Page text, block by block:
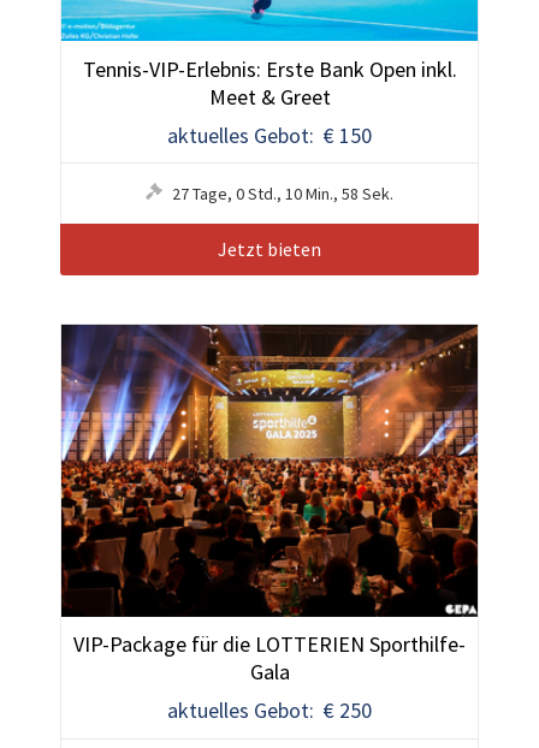
Tennis-VIP-Erlebnis: Erste Bank Open inkl.
Meet & Greet
aktuelles Gebot: € 150
27Tage, 0Std., 10Min., 55 Sek.
Jetzt bieten
VIP-Package für die LOTTERIEN Sporthilfe-
Gala
aktuelles Gebot: € 250